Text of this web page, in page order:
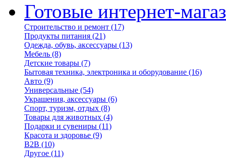
Готовые интернет-
Строительство и ремонт (17)
Продукты питания (21)
Одежда, обувь, аксессуары (13)
Мебель (8)
Детские товары (7)
Бытовая техника, электроника и оборудование (16)
Авто (9)
Универсальные (54)
Украшения, аксессуары (6)
Спорт, туризм, отдых (8)
Товары для животных (4)
Подарки и сувениры (11)
Красота и здоровье (9)
B2B (10)
Другое (11)